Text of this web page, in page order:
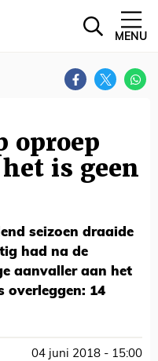
MENU
oproep
is geen
seizoen draaide
had na de
aanvaller aan het
overleggen: 14
04 juni 2018 - 15:00